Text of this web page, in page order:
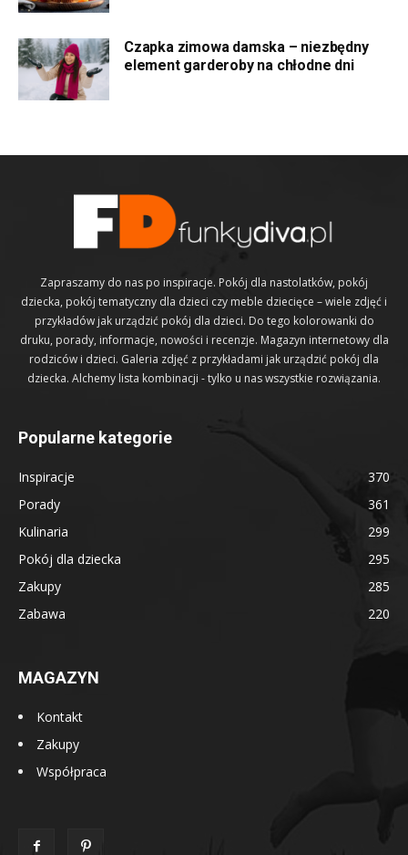
Czapka zimowa damska – niezbędny
element garderoby na chłodne dni
Zapraszamy do nas po inspiracje. Pokój dla nastolatków, pokój
dziecka, pokój tematyczny dla dzieci czy meble dziecięce – wiele zdjęć i
przykładów jak urządzić pokój dla dzieci. Do tego kolorowanki do
druku, porady, informacje, nowości i recenzje. Magazyn internetowy dla
rodziców i dzieci. Galeria zdjęć z przykładami jak urządzić pokój dla
dziecka. Alchemy lista kombinacji - tylko u nas wszystkie rozwiązania.
Popularne kategorie
Inspiracje
370
Porady
361
Kulinaria
299
Pokój dla dziecka
295
Zakupy
285
Zabawa
220
MAGAZYN
Kontakt
Zakupy
Współpraca